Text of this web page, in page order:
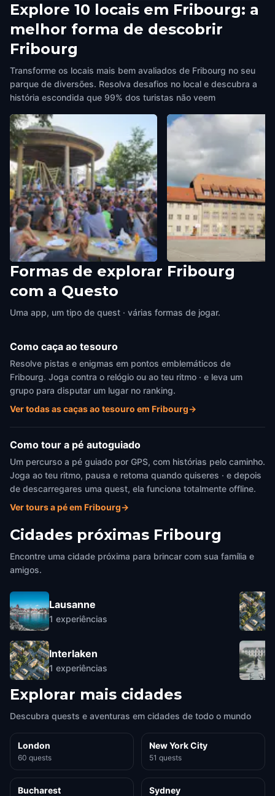
Explore 10 locais em Fribourg: a
melhor forma de descobrir
Fribourg
Transforme os locais mais bem avaliados de Fribourg no seu
parque de diversões. Resolva desafios no local e descubra a
história escondida que 99% dos turistas não veem
Pl. Georges-Python
Fribourg ,Switzerland
Kollegium Sankt
Formas de explorar Fribourg
com a Questo
Uma app, um tipo de quest · várias formas de jogar.
Como caça ao tesouro
Resolve pistas e enigmas em pontos emblemáticos de
Fribourg. Joga contra o relógio ou ao teu ritmo · e leva um
grupo para disputar um lugar no ranking.
Ver todas as caças ao tesouro em Fribourg→
Como tour a pé autoguiado
Um percurso a pé guiado por GPS, com histórias pelo caminho.
Joga ao teu ritmo, pausa e retoma quando quiseres · e depois
de descarregares uma quest, ela funciona totalmente offline.
Ver tours a pé em Fribourg→
Cidades próximas Fribourg
Encontre uma cidade próxima para brincar com sua família e
amigos.
Lausanne
1 experiências
Interlaken
1 experiências
Explorar mais cidades
Descubra quests e aventuras em cidades de todo o mundo
London
60 quests
New York City
51 quests
Bucharest Sydney